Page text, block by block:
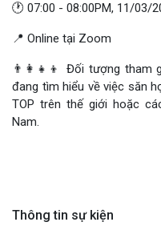
🕐 07:00 - 08:00PM, 11/03/
📍 Online tại Zoom
👨‍👩‍👧‍👦 Đối tượng tham
đang tìm hiểu về việc săn
TOP trên thế giới hoặc
Nam.
Thông tin sự kiện